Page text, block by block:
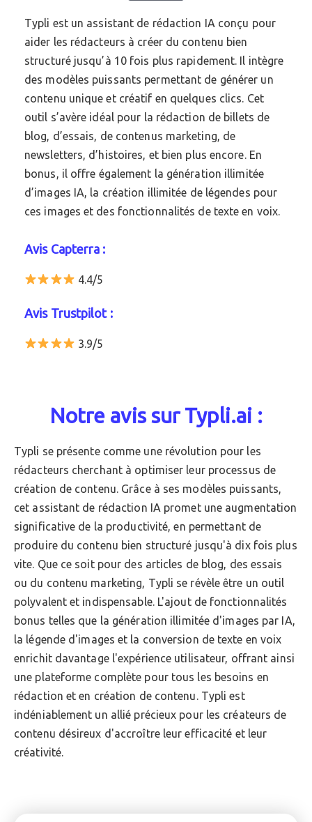
Typli est un assistant de rédaction IA conçu pour
aider les rédacteurs à créer du contenu bien
structuré jusqu’à 10 fois plus rapidement. Il intègre
des modèles puissants permettant de générer un
contenu unique et créatif en quelques clics. Cet
outil s’avère idéal pour la rédaction de billets de
blog, d’essais, de contenus marketing, de
newsletters, d’histoires, et bien plus encore. En
bonus, il offre également la génération illimitée
d’images IA, la création illimitée de légendes pour
ces images et des fonctionnalités de texte en voix.
Avis Capterra :
4.4/5
Avis Trustpilot :
3.9/5
Notre avis sur Typli.ai :
Typli se présente comme une révolution pour les
rédacteurs cherchant à optimiser leur processus de
création de contenu. Grâce à ses modèles puissants,
cet assistant de rédaction IA promet une augmentation
significative de la productivité, en permettant de
produire du contenu bien structuré jusqu'à dix fois plus
vite. Que ce soit pour des articles de blog, des essais
ou du contenu marketing, Typli se révèle être un outil
polyvalent et indispensable. L'ajout de fonctionnalités
bonus telles que la génération illimitée d'images par IA,
la légende d'images et la conversion de texte en voix
enrichit davantage l'expérience utilisateur, offrant ainsi
une plateforme complète pour tous les besoins en
rédaction et en création de contenu. Typli est
indéniablement un allié précieux pour les créateurs de
contenu désireux d'accroître leur efficacité et leur
créativité.